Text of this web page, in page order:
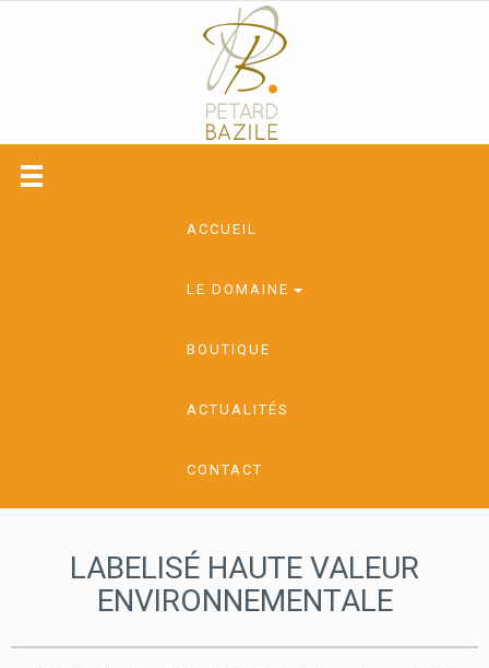
ACCUEIL
LE DOMAINE
BOUTIQUE
ACTUALITÉS
CONTACT
LABELISÉ HAUTE VALEUR
ENVIRONNEMENTALE